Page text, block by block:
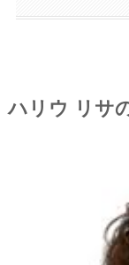
ハリウ リサ